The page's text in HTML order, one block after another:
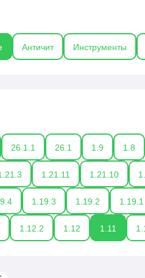
Античит Инструменты
26.1.1 26.1 1.9 1.8
1.21.11 1.21.10
1.19.3 1.19.2 1.19.1
1.12.2 1.12 1.11